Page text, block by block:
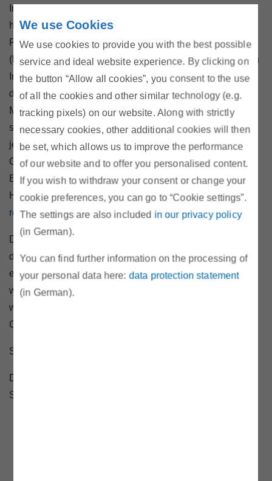
We use Cookies
We use cookies to provide you with the best possible
service and ideal website experience. By clicking on
the button “Allow all cookies”, you consent to the use
of all the cookies and other similar technology (e.g.
tracking pixels) on our website. Along with strictly
necessary cookies, other additional cookies will then
be set, which allows us to improve the performance
of our website and to offer you personalised content.
If you wish to withdraw your consent or change your
cookie preferences, you can go to “Cookie settings”.
The settings are also included in our privacy policy
(in German).
You can find further information on the processing of
your personal data here:data protection statement
(in German).
Informationen im Portal unmöglich machte. Darüber
hinaus entsprachen die in den jeweiligen
Registrierungsdatensätzen hinterlegten Informationen
(beispielsweise Firmenanschrift, Veröffentlichungsort von
Insider Information und Unternehmenswebseite) nicht
dem aktuellen Stand des Wissens. Registrierte
Marktteilnehmer müssen nach Art 9 Abs 5 REMIT
sicherstellen, dass die übermittelten Informationen
jederzeit korrekt sind. Insbesondere Abschnitt 1 in der
CEREMP-Registrierung kommt hier besondere
Bedeutung zu, da die Angaben öffentlich über die ACER
Homepage einsehbar sindhttps://www.acer-
remit.eu/portal/mp-details?ac=A00116387.FR&tab=2.
Drei Verfahren konnten eingestellt werden, da entweder
durch den Marktteilnehmer ein CEREMP-Benutzerprofil
erstellt und die erforderlichen Korrekturen durchgeführt
wurden oder, da im Zuge des Verfahrens festgestellt
wurde, dass der Marktteilnehmer nicht mehr am
Großhandelsmarkt aktiv ist.
Straferkenntnis des Magistrats der Stadt Wien:
Die Änderungen in der REMIT-Registrierung der NRG
Services GmbH, betreffend